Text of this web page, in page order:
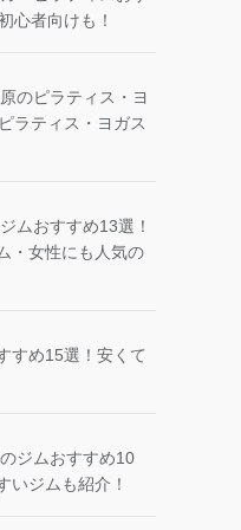
心者向けも！
のピラティス・ヨ
ラティス・ヨガス
ムおすすめ13選！
・女性にも人気の
すめ15選！安くて
ジムおすすめ10
いジムも紹介！